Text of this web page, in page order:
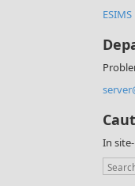
ESIMS
In